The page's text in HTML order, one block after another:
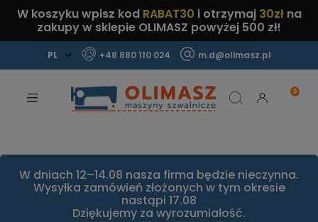
W koszyku wpisz kod RABAT30 i otrzymaj 30złna
zakupy w sklepie OLIMASZ powyżej 500 zł!
+48 880 110 024 m.d@olimasz.pl
Sprawdź!
W dniach 12–14.08 nasza firma będzie nieczynna.
Wysyłka zamówień złożonych w tym okresie
nastąpi 17.08
Dziękujemy za wyrozumiałość.